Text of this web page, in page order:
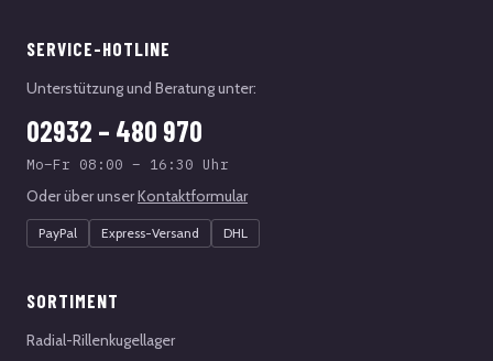
SERVICE-HOTLINE
Unterstützung und Beratung unter:
02932 – 480 970
Mo–Fr 08:00 – 16:30 Uhr
Oder über unserKontaktformular
PayPal Express-Versand DHL
SORTIMENT
Radial-Rillenkugellager